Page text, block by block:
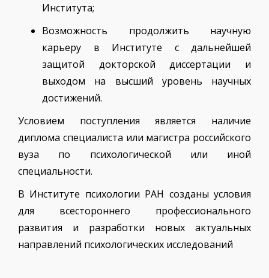
Института;
Возможность продолжить научную
карьеру в Институте с дальнейшей
защитой докторской диссертации и
выходом на высший уровень научных
достижений.
Условием поступления является наличие
диплома специалиста или магистра российского
вуза по психологической или иной
специальности.
В Институте психологии РАН созданы условия
для всестороннего профессионального
развития и разработки новых актуальных
направлений психологических исследований